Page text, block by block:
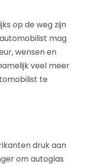
op de weg zijn
mag
wensen en
veel meer
te
druk aan
om autoglas